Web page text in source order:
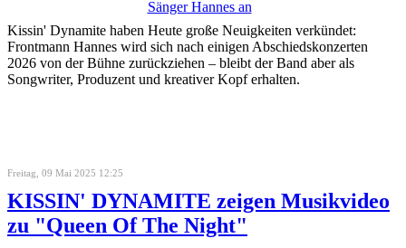
Kissin' Dynamite haben Heute große Neuigkeiten verkündet:
Frontmann Hannes wird sich nach einigen Abschiedskonzerten
2026 von der Bühne zurückziehen – bleibt der Band aber als
Songwriter, Produzent und kreativer Kopf erhalten.
Freitag, 09 Mai 2025 12:25
KISSIN' DYNAMITE zeigen Musikvideo
zu "Queen Of The Night"